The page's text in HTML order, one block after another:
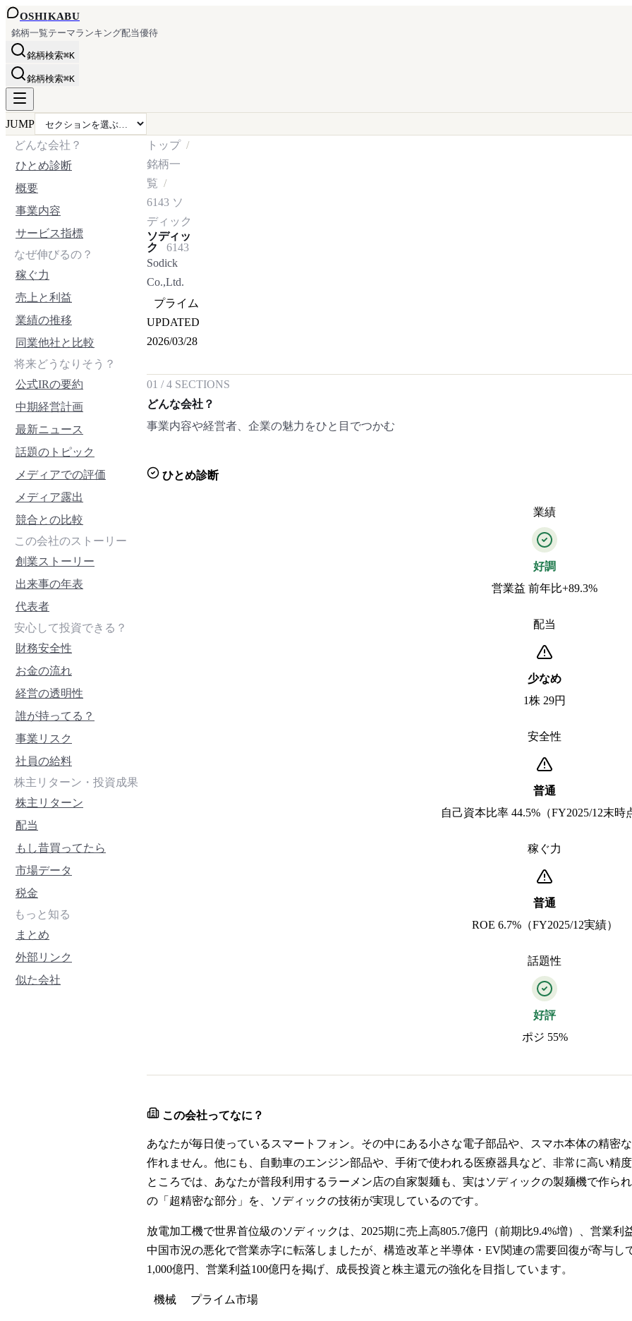
OSHIKABU
銘柄一覧テーマランキング配当優待
銘柄検索⌘K
銘柄検索⌘K
JUMP
どんな会社？
ひとめ診断
概要
事業内容
サービス指標
なぜ伸びるの？
稼ぐ力
売上と利益
業績の推移
同業他社と比較
将来どうなりそう？
公式IRの要約
中期経営計画
最新ニュース
話題のトピック
メディアでの評価
メディア露出
競合との比較
この会社のストーリー
創業ストーリー
出来事の年表
代表者
安心して投資できる？
財務安全性
お金の流れ
経営の透明性
誰が持ってる？
事業リスク
社員の給料
株主リターン・投資成果
株主リターン
配当
もし昔買ってたら
市場データ
税金
もっと知る
まとめ
外部リンク
似た会社
トップ
銘柄一
覧
6143 ソ
ディック
ソディッ
ク
6143
Sodick
Co.,Ltd.
プライム
UPDATED
2026/03/28
01 /4 SECTIONS
どんな会社？
事業内容や経営者、企業の魅力をひと目でつかむ
ひとめ診断
業績
好調
営業益 前年比+89.3%
配当
少なめ
1株 29円
安全性
普通
自己資本比率 44.5%（FY2025/12末時
稼ぐ力
普通
ROE 6.7%（FY2025/12実績）
話題性
好評
ポジ 55%
この会社ってなに？
あなたが毎日使っているスマートフォン。その中にある小さな電子部品や、スマホ本体の精密
作れません。他にも、自動車のエンジン部品や、手術で使われる医療器具など、非常に高い精
ところでは、あなたが普段利用するラーメン店の自家製麺も、実はソディックの製麺機で作ら
の「超精密な部分」を、ソディックの技術が実現しているのです。
放電加工機で世界首位級のソディックは、2025期に売上高805.7億円（前期比9.4%増）、営業
中国市況の悪化で営業赤字に転落しましたが、構造改革と半導体・EV関連の需要回復が寄与
1,000億円、営業利益100億円を掲げ、成長投資と株主還元の強化を目指しています。
機械 プライム市場